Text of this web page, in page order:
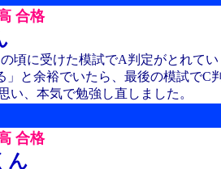
合格
頃に受けた模試でA判定がとれて
」と余裕でいたら、最後の模試でC
い、本気で勉強し直しました。
合格
ん